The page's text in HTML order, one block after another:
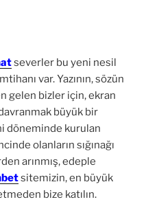
severler bu yeni nesil
var. Yazının, sözün
gelen bizler için, ekran
büyük bir
döneminde kurulan
olanların sığınağı
arınmış, edeple
sitemizin, en büyük
bize katılın.